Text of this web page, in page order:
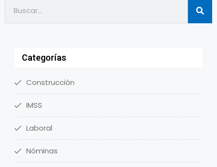
Categorías
Construcción
IMSS
Laboral
Nóminas